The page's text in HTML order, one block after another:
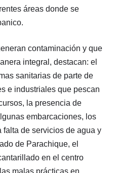
áreas donde se
contaminación y que
integral, destacan: el
sanitarias de parte de
e industriales que pescan
la presencia de
embarcaciones, los
de servicios de agua y
de Parachique, el
en el centro
malas prácticas en